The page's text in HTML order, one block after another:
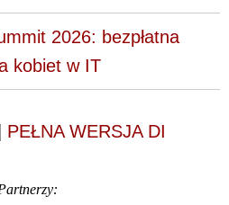
2026: bezpłatna
kobiet w IT
PEŁNA WERSJA DI